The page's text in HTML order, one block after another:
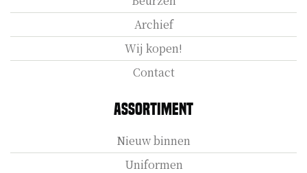
Archief
Wij kopen!
Contact
Assortiment
Nieuw binnen
Uniformen